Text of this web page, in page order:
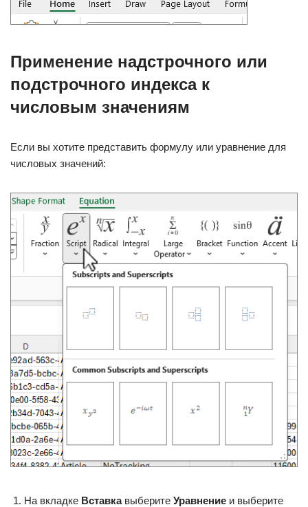
Применение надстрочного или
подстрочного индекса к
числовым значениям
Если вы хотите представить формулу или уравнение для
числовых значений:
На вкладке Вставкавыберите Уравнение и выберите